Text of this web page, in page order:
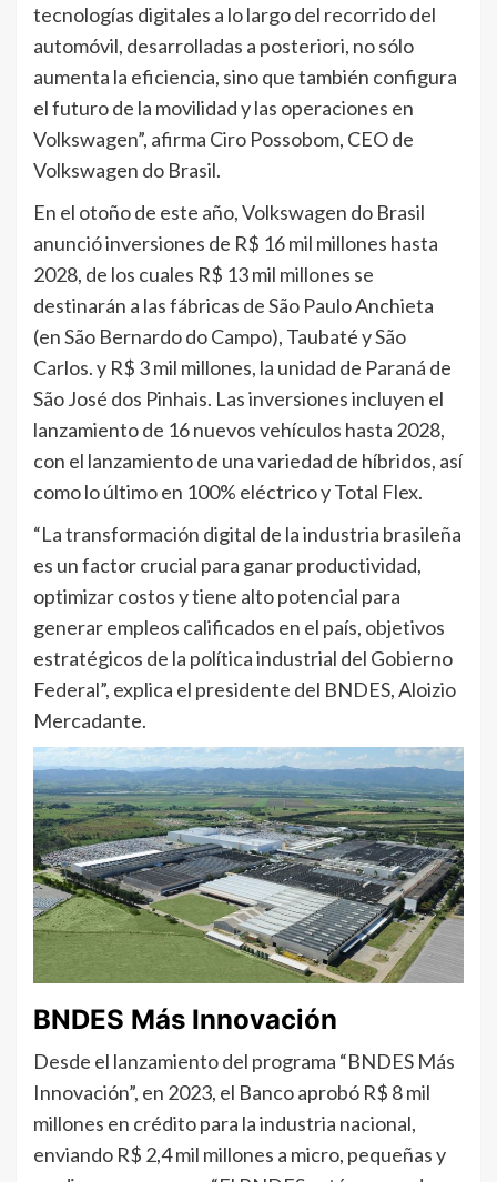
tecnologías digitales a lo largo del recorrido del
automóvil, desarrolladas a posteriori, no sólo
aumenta la eficiencia, sino que también configura
el futuro de la movilidad y las operaciones en
Volkswagen”, afirma Ciro Possobom, CEO de
Volkswagen do Brasil.
En el otoño de este año, Volkswagen do Brasil
anunció inversiones de R$ 16 mil millones hasta
2028, de los cuales R$ 13 mil millones se
destinarán a las fábricas de São Paulo Anchieta
(en São Bernardo do Campo), Taubaté y São
Carlos. y R$ 3 mil millones, la unidad de Paraná de
São José dos Pinhais. Las inversiones incluyen el
lanzamiento de 16 nuevos vehículos hasta 2028,
con el lanzamiento de una variedad de híbridos, así
como lo último en 100% eléctrico y Total Flex.
“La transformación digital de la industria brasileña
es un factor crucial para ganar productividad,
optimizar costos y tiene alto potencial para
generar empleos calificados en el país, objetivos
estratégicos de la política industrial del Gobierno
Federal”, explica el presidente del BNDES, Aloizio
Mercadante.
BNDES Más Innovación
Desde el lanzamiento del programa “BNDES Más
Innovación”, en 2023, el Banco aprobó R$ 8 mil
millones en crédito para la industria nacional,
enviando R$ 2,4 mil millones a micro, pequeñas y